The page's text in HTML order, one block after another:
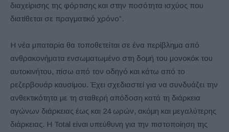
διαχείρισης της φόρτισης και στην ποσότητα ισχύος που
διατίθεται σε πραγματικό χρόνο”.
Η νέα μπαταρία θα τοποθετείται σε ένα περίβλημα από
ανθρακονήματα ενσωματωμένο στη δομή του μονοκόκ του
αυτοκινήτου, πίσω από τον οδηγό και κάτω από το
ρεζερβουάρ καυσίμου. Έχει σχεδιαστεί για να συνδυάζει την
ανθεκτικότητα με τη σταθερή απόδοση κατά τη διάρκεια
αγώνων διάρκειας έως και 24 ωρών, ακόμη και μεγαλύτερης
διάρκειας. Η Total είναι υπεύθυνη για την πιστοποίηση της